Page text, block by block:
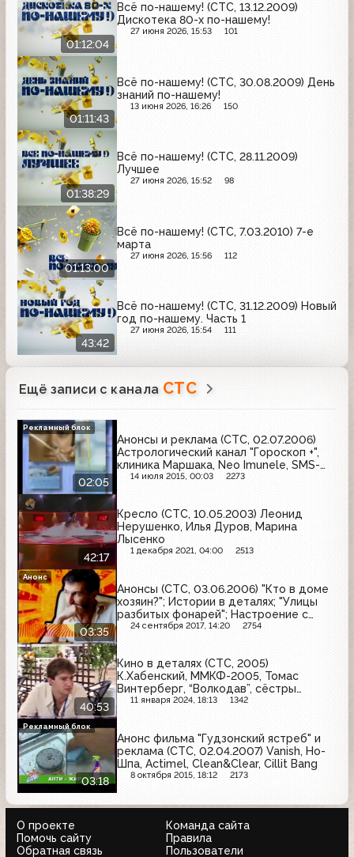
01:12:04
Всё по-нашему! (СТС, 13.12.2009)
Дискотека 80-х по-нашему!
27 июня 2026, 15:53 101
01:11:43
Всё по-нашему! (СТС, 30.08.2009) День
знаний по-нашему!
13 июня 2026, 16:26 150
01:38:29
Всё по-нашему! (СТС, 28.11.2009)
Лучшее
27 июня 2026, 15:52 98
01:13:00
Всё по-нашему! (СТС, 7.03.2010) 7-е
марта
27 июня 2026, 15:56 112
43:42
Всё по-нашему! (СТС, 31.12.2009) Новый
год по-нашему. Часть 1
27 июня 2026, 15:54 111
Ещё записи с канала СТС
02:05
Анонсы и реклама (СТС, 02.07.2006)
Астрологический канал "Гороскоп +",
клиника Маршака, Neo Imunele, SMS-
признания в любви
14 июля 2015, 00:03 2273
Рекламный блок
42:17
Кресло (СТС, 10.05.2003) Леонид
Нерушенко, Илья Дуров, Марина
Лысенко
1 декабря 2021, 04:00 2513
03:35
Анонсы (СТС, 03.06.2006) "Кто в доме
хозяин?"; Истории в деталях; "Улицы
разбитых фонарей"; Настроение с
Евгением Гришковцом, "Школа "Чёрная
24 сентября 2017, 14:20 2754
Анонс
40:53
Кино в деталях (СТС, 2005)
К.Хабенский, ММКФ-2005, Томас
Винтерберг, “Волкодав”, сёстры
Арнтгольц, “шумовики”, Джоли и Питт
11 января 2024, 18:13 1342
03:18
Анонс фильма "Гудзонский ястреб" и
реклама (СТС, 02.04.2007) Vanish, Но-
Шпа, Actimel, Clean&Clear, Cillit Bang
8 октября 2015, 18:12 2173
Рекламный блок
О проекте
Команда сайта
Помочь сайту
Правила
Обратная связь
Пользователи